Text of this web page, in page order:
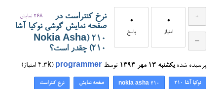
0
امتیاز
0
پاسخ
268 نمایش
نرخ کنتراست در
صفحه نمایش گوشی نوکیا آشا
۲۱۰ (Nokia Asha
210) چقدر است؟
پرسیده شده یکشنبه ۱۳ مهر ۱۳۹۳ توسط programmer
(
4.3k امتیاز)
نوکیا آشا ۲۱۰ nokia asha 210 صفحه نمایش نرخ کنتراست